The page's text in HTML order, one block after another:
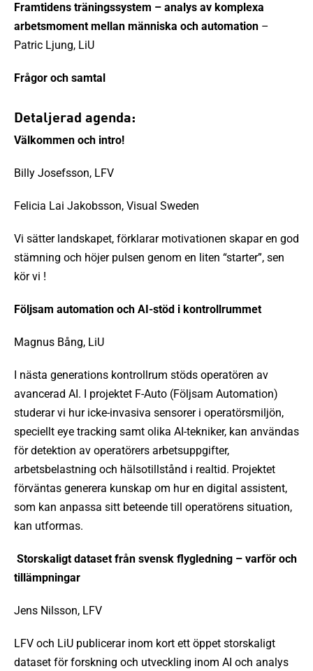
Framtidens träningssystem – analys av komplexa
arbetsmoment mellan människa och automation –
Patric Ljung, LiU
Frågor och samtal
Detaljerad agenda:
Välkommen och intro!
Billy Josefsson, LFV
Felicia Lai Jakobsson, Visual Sweden
Vi sätter landskapet, förklarar motivationen skapar en god
stämning och höjer pulsen genom en liten “starter”, sen
kör vi !
Följsam automation och AI-stöd i kontrollrummet
Magnus Bång, LiU
I nästa generations kontrollrum stöds operatören av
avancerad AI. I projektet F-Auto (Följsam Automation)
studerar vi hur icke-invasiva sensorer i operatörsmiljön,
speciellt eye tracking samt olika AI-tekniker, kan användas
för detektion av operatörers arbetsuppgifter,
arbetsbelastning och hälsotillstånd i realtid. Projektet
förväntas generera kunskap om hur en digital assistent,
som kan anpassa sitt beteende till operatörens situation,
kan utformas.
Storskaligt dataset från svensk flygledning – varför och
tillämpningar
Jens Nilsson, LFV
LFV och LiU publicerar inom kort ett öppet storskaligt
dataset för forskning och utveckling inom AI och analys